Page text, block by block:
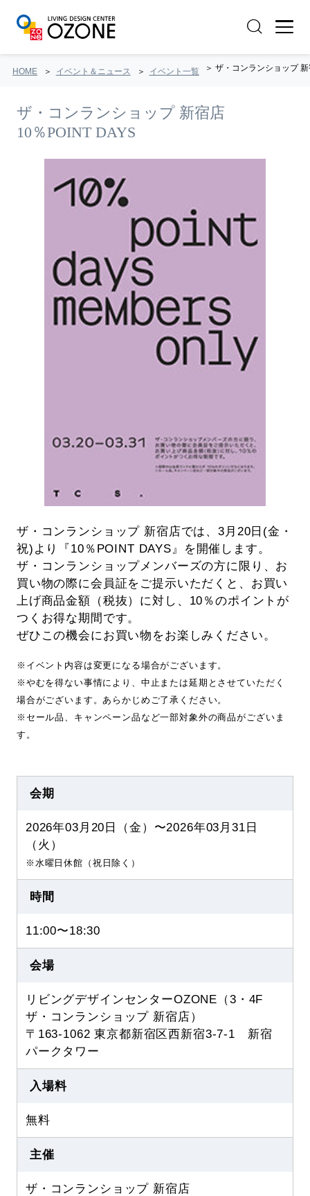
HOME イベント＆ニュース イベント一覧 ザ・コンランショップ
ザ・コンランショップ 新宿店
10％POINT DAYS
ザ・コンランショップ 新宿店では、3月20日(金・
祝)より『10％POINT DAYS』を開催します。
ザ・コンランショップメンバーズの方に限り、お
買い物の際に会員証をご提示いただくと、お買い
上げ商品金額（税抜）に対し、10％のポイントが
つくお得な期間です。
ぜひこの機会にお買い物をお楽しみください。
※イベント内容は変更になる場合がございます。
※やむを得ない事情により、中止または延期とさせていただく
場合がございます。あらかじめご了承ください。
※セール品、キャンペーン品など一部対象外の商品がございま
す。
会期
2026年03月20日（金）〜2026年03月31日
（火）
※水曜日休館（祝日除く）
時間
11:00〜18:30
会場
リビングデザインセンターOZONE（3・4F
ザ・コンランショップ 新宿店）
〒163-1062 東京都新宿区西新宿3-7-1 新宿
パークタワー
入場料
無料
主催
ザ・コンランショップ 新宿店